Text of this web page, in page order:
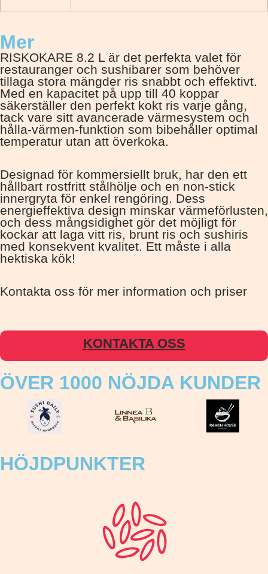
Mer
RISKOKARE 8.2 L är det perfekta valet för
restauranger och sushibarer som behöver
tillaga stora mängder ris snabbt och effektivt.
Med en kapacitet på upp till 40 koppar
säkerställer den perfekt kokt ris varje gång,
tack vare sitt avancerade värmesystem och
hålla-värmen-funktion som bibehåller optimal
temperatur utan att överkoka.
Designad för kommersiellt bruk, har den ett
hållbart rostfritt stålhölje och en non-stick
innergryta för enkel rengöring. Dess
energieffektiva design minskar värmeförlusten,
och dess mångsidighet gör det möjligt för
kockar att laga vitt ris, brunt ris och sushiris
med konsekvent kvalitet. Ett måste i alla
hektiska kök!
Kontakta oss för mer information och priser
KONTAKTA OSS
ÖVER 1000 NÖJDA KUNDER
HÖJDPUNKTER